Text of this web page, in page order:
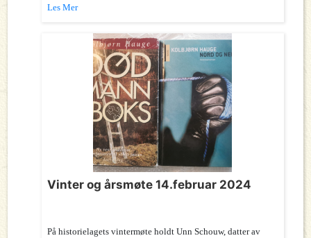
Les Mer
Vinter og årsmøte 14.februar 2024
På historielagets vintermøte holdt Unn Schouw, datter av